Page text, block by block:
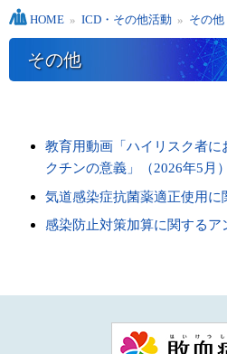
HOME » ICD・その他活動 » その他
その他
教育用動画「ハイリスク者に
クチンの意義」（2026年5月）
気道感染症抗菌薬適正使用に
感染防止対策加算に関するア